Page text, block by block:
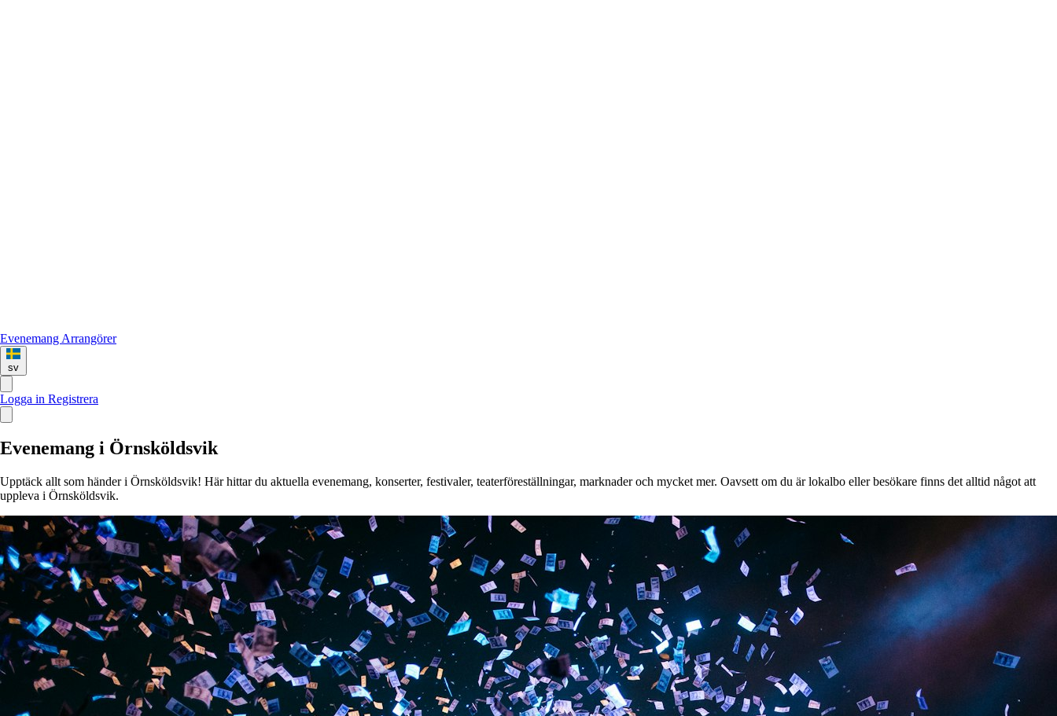
Evenemang Arrangörer
sv
Logga in Registrera
Evenemang i Örnsköldsvik
Upptäck allt som händer i Örnsköldsvik! Här hittar du aktuella evenemang, konserter, festivaler, teaterföreställningar, marknader och mycket mer. Oavsett om du är lokalbo eller besökare finns det alltid något att
uppleva i Örnsköldsvik.